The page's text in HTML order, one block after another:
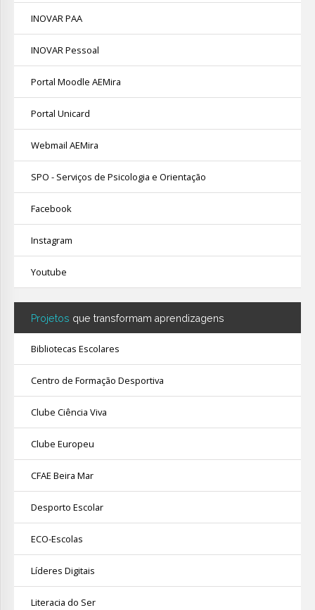
INOVAR PAA
INOVAR Pessoal
Portal Moodle AEMira
Portal Unicard
Webmail AEMira
SPO - Serviços de Psicologia e Orientação
Facebook
Instagram
Youtube
Projetos que transformam aprendizagens
Bibliotecas Escolares
Centro de Formação Desportiva
Clube Ciência Viva
Clube Europeu
CFAE Beira Mar
Desporto Escolar
ECO-Escolas
Líderes Digitais
Literacia do Ser